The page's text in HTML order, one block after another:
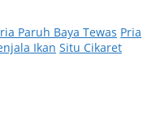
Paruh Baya Tewas Pria
Ikan Situ Cikaret